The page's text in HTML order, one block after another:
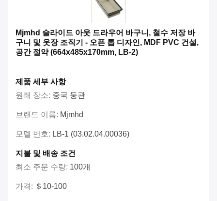
Mjmhd 슬라이드 아웃 드라우어 바구니, 철수 저장 바
구니 및 옷장 조직기 - 오픈 톱 디자인, MDF PVC 건설,
공간 절약 (664x485x170mm, LB-2)
제품 세부 사항
원래 장소: 중국 둥관
브랜드 이름: Mjmhd
모델 번호: LB-1 (03.02.04.00036)
지불 및 배송 조건
최소 주문 수량: 100개
가격: ＄10-100